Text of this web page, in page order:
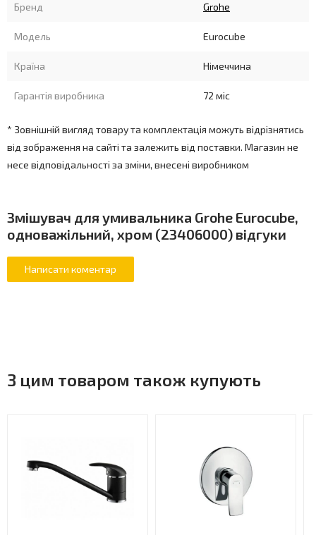
Бренд Grohe
Модель Euroсube
Країна Німеччина
Гарантія виробника 72 міс
* Зовнішній вигляд товару та комплектація можуть відрізнятись
від зображення на сайті та залежить від поставки. Магазин не
несе відповідальності за зміни, внесені виробником
Змішувач для умивальника Grohe Eurocube,
одноважільний, хром (23406000) відгуки
З цим товаром також купують